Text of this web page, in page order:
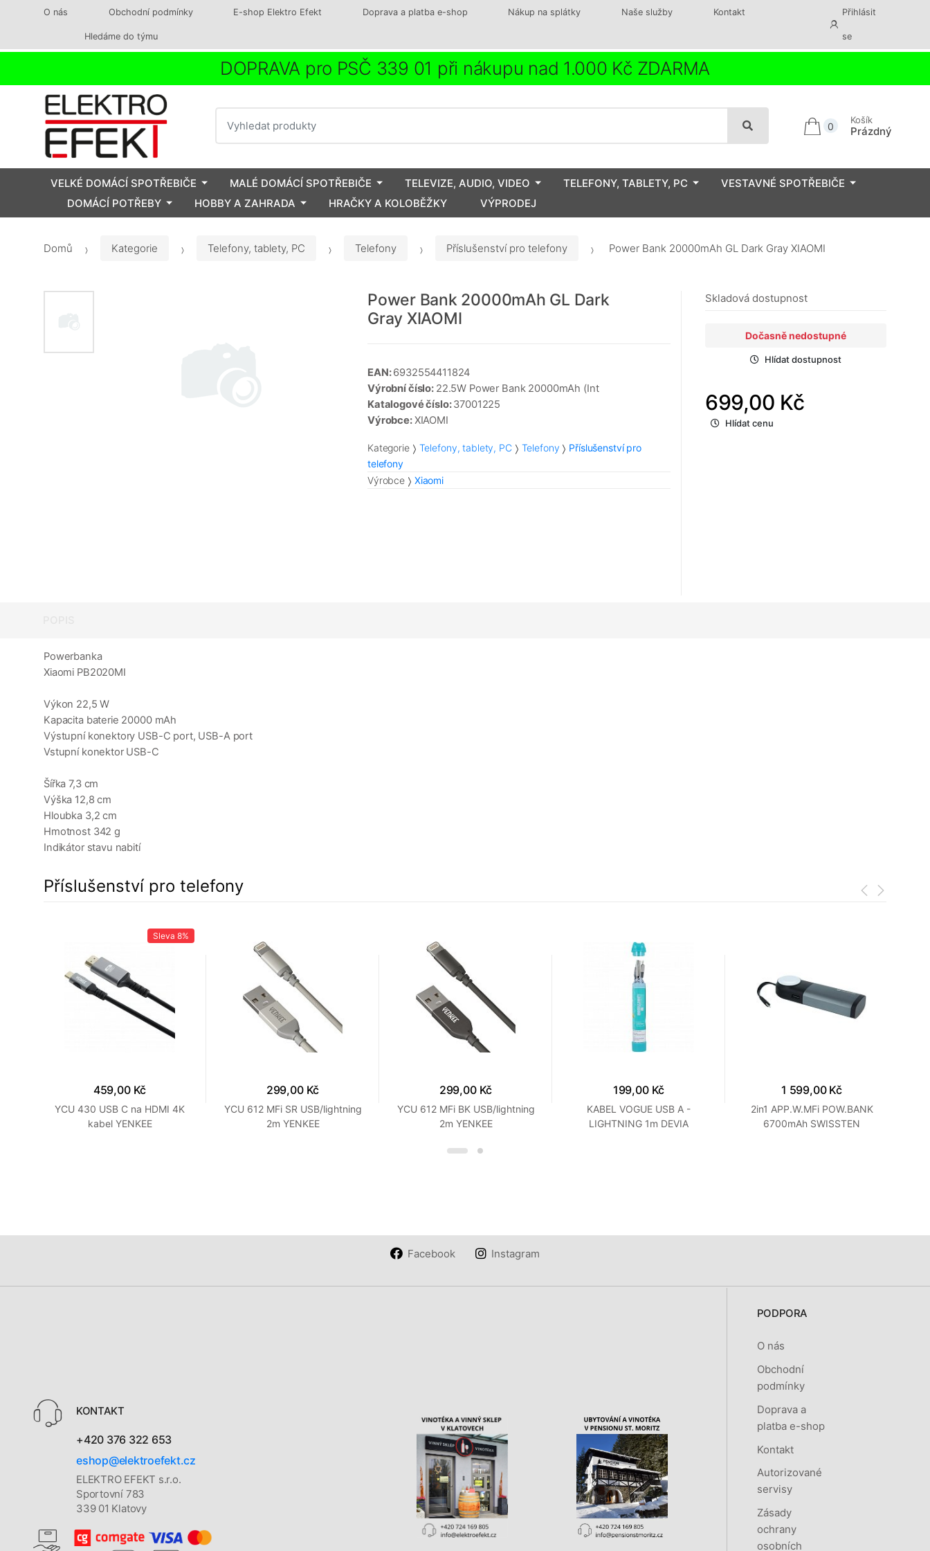
O nás Obchodní podmínky E-shop Elektro Efekt Doprava a platba e-shop Nákup na splátky Naše služby Kontakt
Hledáme do týmu
Přihlásit
se
DOPRAVA pro PSČ 339 01 při nákupu nad 1.000 Kč ZDARMA
0
Košík
Prázdný
VELKÉ DOMÁCÍ SPOTŘEBIČE MALÉ DOMÁCÍ SPOTŘEBIČE TELEVIZE, AUDIO, VIDEO TELEFONY, TABLETY, PC
VESTAVNÉ SPOTŘEBIČE
DOMÁCÍ POTŘEBY
HOBBY A ZAHRADA HRAČKY A KOLOBĚŽKY VÝPRODEJ
Domů Kategorie Telefony, tablety, PC Telefony Příslušenství pro telefony Power Bank 20000mAh GL Dark Gray XIAOMI
Power Bank 20000mAh GL Dark
Gray XIAOMI
EAN:6932554411824
Výrobní číslo: 22.5W Power Bank 20000mAh (Int
Katalogové číslo:37001225
Výrobce:XIAOMI
Kategorie Telefony, tablety, PC Telefony
Příslušenství pro
telefony
Výrobce
Xiaomi
Skladová dostupnost
Dočasně nedostupné
Hlídat dostupnost
699,00 Kč
Hlídat cenu
Powerbanka
Xiaomi PB2020MI
Výkon 22,5 W
Kapacita baterie 20000 mAh
Výstupní konektory USB-C port, USB-A port
Vstupní konektor USB-C
Šířka 7,3 cm
Výška 12,8 cm
Hloubka 3,2 cm
Hmotnost 342 g
Indikátor stavu nabití
Příslušenství pro telefony
Sleva 8%
459,00 Kč
YCU 430 USB C na HDMI 4K
kabel YENKEE
299,00 Kč
YCU 612 MFi SR USB/lightning
2m YENKEE
299,00 Kč
YCU 612 MFi BK USB/lightning
2m YENKEE
199,00 Kč
KABEL VOGUE USB A -
LIGHTNING 1m DEVIA
1 599,00 Kč
2in1 APP.W.MFi POW.BANK
6700mAh SWISSTEN
Facebook Instagram
KONTAKT
+420 376 322 653
eshop@elektroefekt.cz
ELEKTRO EFEKT s.r.o.
Sportovní 783
339 01 Klatovy
PODPORA
O nás
Obchodní
podmínky
Doprava a
platba e-shop
Kontakt
Autorizované
servisy
Zásady
ochrany
osobních